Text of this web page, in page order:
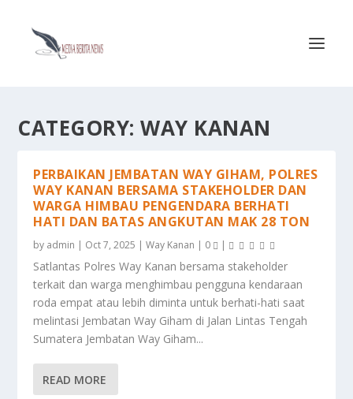
CATEGORY:WAY KANAN
PERBAIKAN JEMBATAN WAY GIHAM, POLRES
WAY KANAN BERSAMA STAKEHOLDER DAN
WARGA HIMBAU PENGENDARA BERHATI
HATI DAN BATAS ANGKUTAN MAK 28 TON
by admin | Oct 7, 2025 |Way Kanan | 0 |
Satlantas Polres Way Kanan bersama stakeholder
terkait dan warga menghimbau pengguna kendaraan
roda empat atau lebih diminta untuk berhati-hati saat
melintasi Jembatan Way Giham di Jalan Lintas Tengah
Sumatera Jembatan Way Giham...
READ MORE